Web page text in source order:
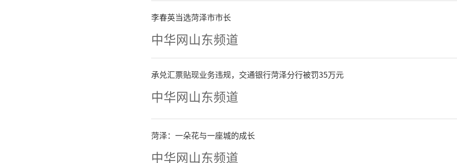
李春英当选菏泽市市长
中华网山东频道
承兑汇票贴现业务违规，交通银行菏泽分行被罚35万元
中华网山东频道
菏泽：一朵花与一座城的成长
中华网山东频道